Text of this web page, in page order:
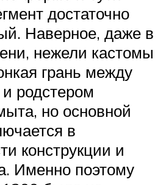
достаточно
Наверное, даже в
нежели кастомы
грань между
родстером
но основной
в
конструкции и
Именно поэтому